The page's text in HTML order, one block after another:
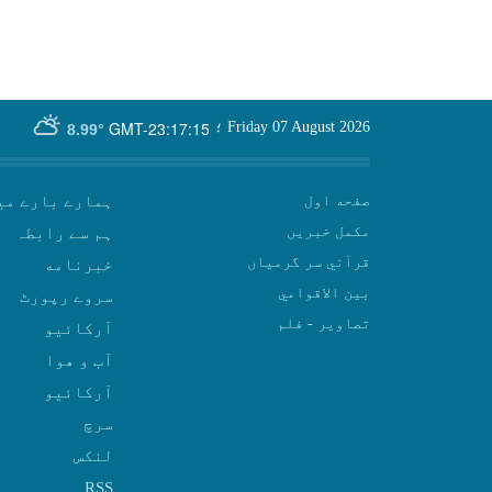
GMT-23:17:15
8.99° Friday 07 August 2026 ؛
صفحه اول
مکمل خبریں
قرآني سر گرمياں
بين الاقوامي
تصاوير - فلم
ہمارے بارے
ہم سے رابطہ
سروے رپورٹ
آرکائیو
آب و هوا
سرچ
لنکس
RSS